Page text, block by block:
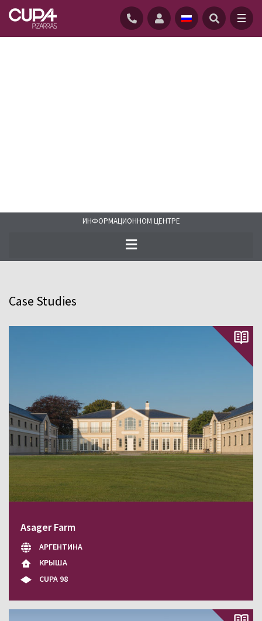
Откройте для себя наши лучшие
проекты. Наш сланец был использован
ИНФОРМАЦИОННОМ ЦЕНТРЕ
Case Studies
Asager Farm
АРГЕНТИНА
КРЫША
CUPA 98